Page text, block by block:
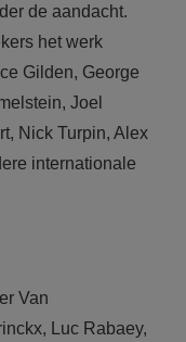
de aandacht.
het werk
Gilden, George
Joel
Nick Turpin, Alex
internationale
Van
Luc Rabaey,